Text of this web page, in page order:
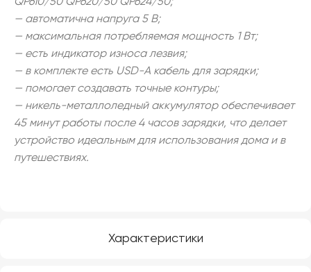
Характеристики
QP610/50 QP620/50 QP624/50;
— автоматична напруга 5 В;
— максимальная потребляемая мощность 1 Вт;
— есть индикатор износа лезвия;
— в комплекте есть USD-A кабель для зарядки;
— помогает создавать точные контуры;
— никель-металлоледный аккумулятор обеспечивает
45 минут работы после 4 часов зарядки, что делает
устройство идеальным для использования дома и в
путешествиях.